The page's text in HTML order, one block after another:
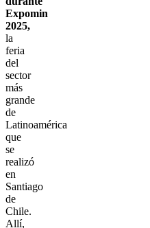
Expomin
2025,
la
feria
del
sector
más
grande
de
Latinoamérica
que
se
realizó
en
Santiago
de
Chile.
Allí,